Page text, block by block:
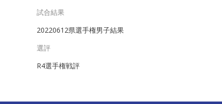
試合結果
20220612県選手権男子結果
選評
R4選手権戦評